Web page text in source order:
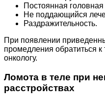
Постоянная головная
Не поддающийся
Раздражительность.
При появлении
промедления обратиться к
онкологу.
Ломота в теле при
расстройствах